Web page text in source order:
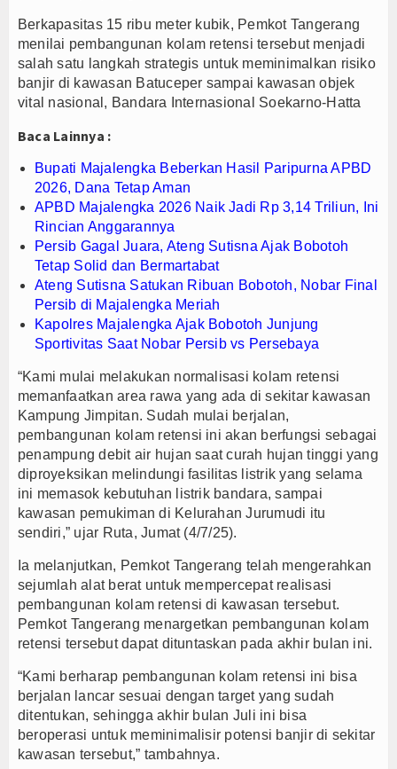
Berkapasitas 15 ribu meter kubik, Pemkot Tangerang
menilai pembangunan kolam retensi tersebut menjadi
salah satu langkah strategis untuk meminimalkan risiko
banjir di kawasan Batuceper sampai kawasan objek
vital nasional, Bandara Internasional Soekarno-Hatta
Baca Lainnya :
Bupati Majalengka Beberkan Hasil Paripurna APBD
2026, Dana Tetap Aman
APBD Majalengka 2026 Naik Jadi Rp 3,14 Triliun, Ini
Rincian Anggarannya
Persib Gagal Juara, Ateng Sutisna Ajak Bobotoh
Tetap Solid dan Bermartabat
Ateng Sutisna Satukan Ribuan Bobotoh, Nobar Final
Persib di Majalengka Meriah
Kapolres Majalengka Ajak Bobotoh Junjung
Sportivitas Saat Nobar Persib vs Persebaya
“Kami mulai melakukan normalisasi kolam retensi
memanfaatkan area rawa yang ada di sekitar kawasan
Kampung Jimpitan. Sudah mulai berjalan,
pembangunan kolam retensi ini akan berfungsi sebagai
penampung debit air hujan saat curah hujan tinggi yang
diproyeksikan melindungi fasilitas listrik yang selama
ini memasok kebutuhan listrik bandara, sampai
kawasan pemukiman di Kelurahan Jurumudi itu
sendiri,” ujar Ruta, Jumat (4/7/25).
Ia melanjutkan, Pemkot Tangerang telah mengerahkan
sejumlah alat berat untuk mempercepat realisasi
pembangunan kolam retensi di kawasan tersebut.
Pemkot Tangerang menargetkan pembangunan kolam
retensi tersebut dapat dituntaskan pada akhir bulan ini.
“Kami berharap pembangunan kolam retensi ini bisa
berjalan lancar sesuai dengan target yang sudah
ditentukan, sehingga akhir bulan Juli ini bisa
beroperasi untuk meminimalisir potensi banjir di sekitar
kawasan tersebut,” tambahnya.